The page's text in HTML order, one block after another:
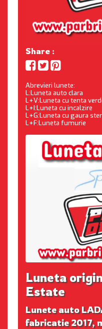
Share :
Abrevieri lunete:
L:Luneta auto clara
L+V:Luneta cu tenta
L+I:Luneta cu incalzire
L+G:Luneta cu gaura
L+F:Luneta fumurie
Luneta
Estate
Lunete auto
fabricatie 2017,